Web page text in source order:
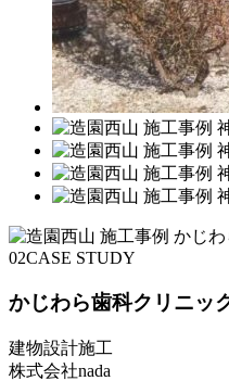
02CASE STUDY
かじわら歯科クリニッ
建物設計施工
株式会社nada